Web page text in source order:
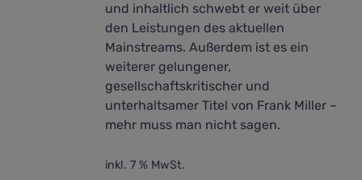
und inhaltlich schwebt er weit über
den Leistungen des aktuellen
Mainstreams. Außerdem ist es ein
weiterer gelungener,
gesellschaftskritischer und
unterhaltsamer Titel von Frank Miller –
mehr muss man nicht sagen.
inkl. 7 % MwSt.